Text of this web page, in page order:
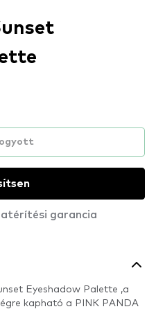
garancia
Eyeshadow Palette ,a
kapható a PINK PANDA